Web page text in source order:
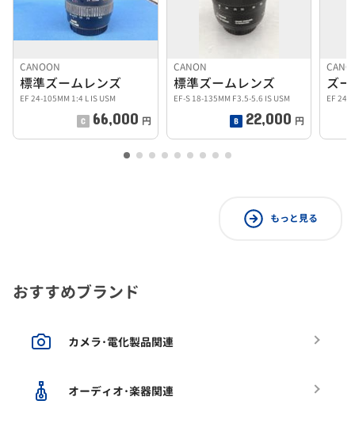
CANOON
標準ズームレンズ
EF 24-105MM 1:4 L IS USM
66,000 円
CANON
標準ズームレンズ
EF-S 18-135MM F3.5-5.6 IS USM
22,000 円
ズ
EF 24-
もっと見る
おすすめブランド
カメラ･電化製品関連
オーディオ･楽器関連